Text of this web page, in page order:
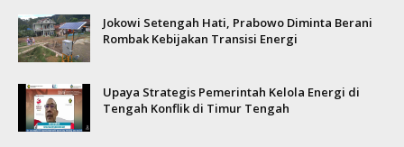
Jokowi Setengah Hati, Prabowo Diminta Berani
Rombak Kebijakan Transisi Energi
Upaya Strategis Pemerintah Kelola Energi di
Tengah Konflik di Timur Tengah